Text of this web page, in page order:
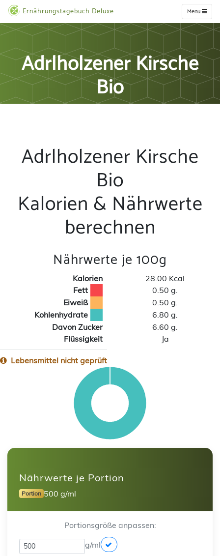
Ernährungstagebuch Deluxe Menu
Adrlholzener Kirsche
Bio
Adrlholzener Kirsche
Bio
Kalorien & Nährwerte
berechnen
Nährwerte je 100g
Kalorien
28.00 Kcal
Fett
0.50 g.
Eiweiß
0.50 g.
Kohlenhydrate
6.80 g.
Davon Zucker
6.60 g.
Flüssigkeit
Ja
Lebensmittel nicht geprüft
Nährwerte je Portion
Portion 500 g/ml
Portionsgröße anpassen:
g/ml